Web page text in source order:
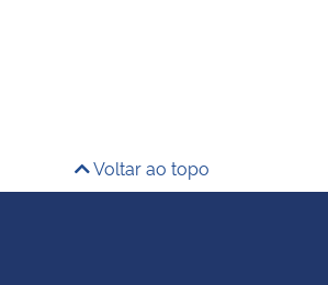
Voltar ao topo